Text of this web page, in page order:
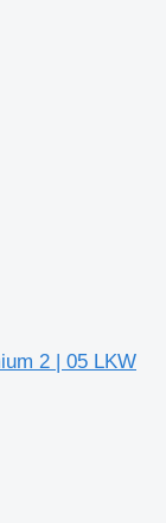
2 | 05 LKW